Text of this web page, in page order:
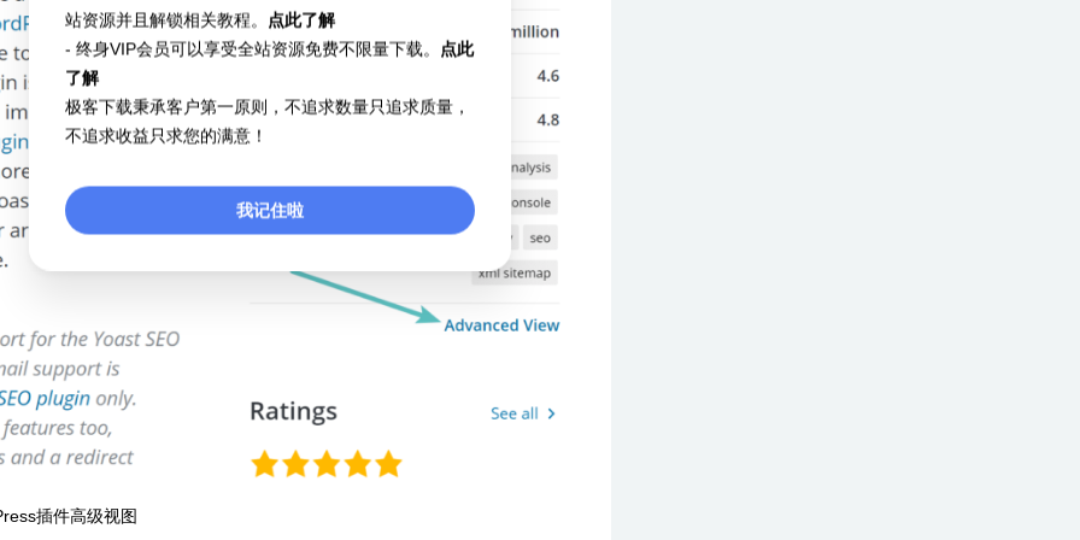
插件高级视图
站资源并且解锁相关教程。 点此了解
- 终身VIP会员可以享受全站资源免费不限量下载。 点此
了解
极客下载秉承客户第一原则，不追求数量只追求质量，
不追求收益只求您的满意！
我记住啦